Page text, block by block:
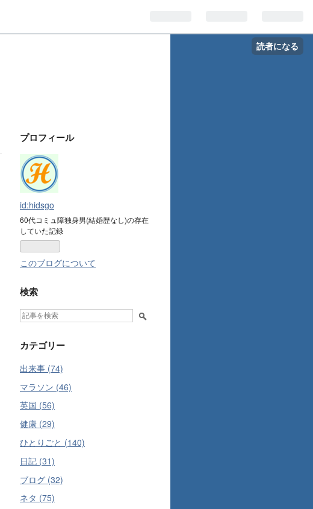
読者になる
プロフィール
id:hidsgo
60代コミュ障独身男(結婚歴なし)の存在
していた記録
このブログについて
検索
カテゴリー
出来事 (74)
マラソン (46)
英国 (56)
健康 (29)
ひとりごと (140)
日記 (31)
ブログ (32)
ネタ (75)